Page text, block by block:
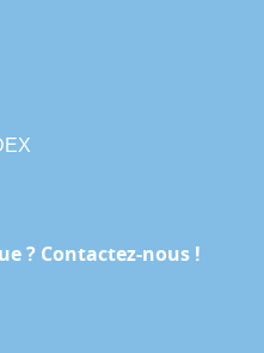
? Contactez-nous !